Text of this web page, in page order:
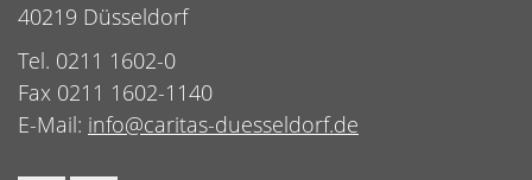
40219 Düsseldorf
Tel. 0211 1602-0
Fax 0211 1602-1140
E-Mail: info@caritas-duesseldorf.de